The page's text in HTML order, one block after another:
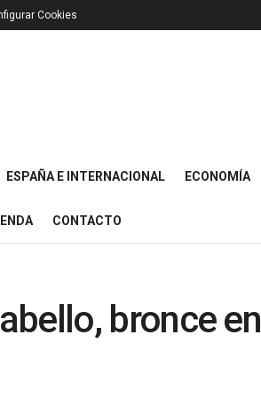
Cookies
ESPAÑA E INTERNACIONAL ECONOMÍA
CONTACTO
bronce en